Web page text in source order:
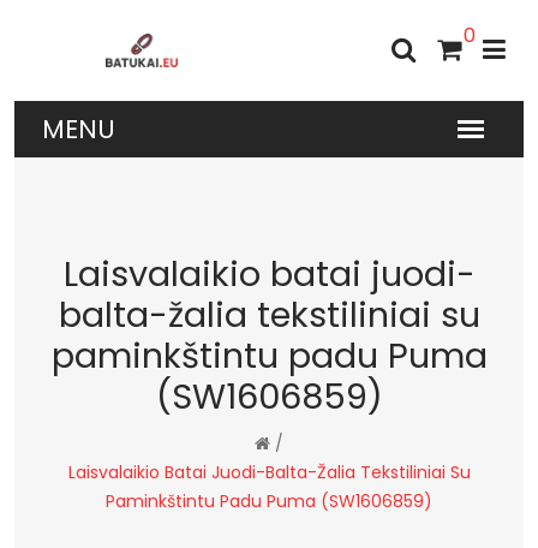
0
Laisvalaikio batai juodi-
balta-žalia tekstiliniai su
paminkštintu padu Puma
(SW1606859)
/
Laisvalaikio Batai Juodi-Balta-Žalia Tekstiliniai Su
Paminkštintu Padu Puma (SW1606859)